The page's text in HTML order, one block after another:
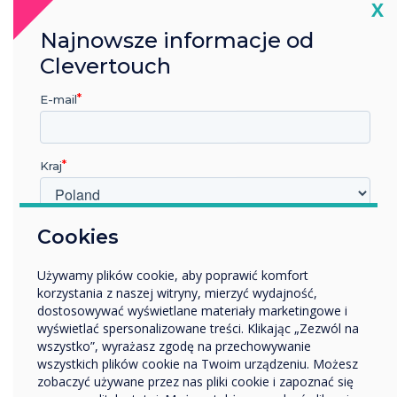
Nauczyciele to uwielbiają.
Uczniowie na tym korzystają.
Uczyńmy edukację sprawiedliwą –
jedna klasa na raz.
Cookies
Używamy plików cookie, aby poprawić komfort
korzystania z naszej witryny, mierzyć wydajność,
dostosowywać wyświetlane materiały marketingowe i
wyświetlać spersonalizowane treści. Klikając „Zezwól na
wszystko”, wyrażasz zgodę na przechowywanie
wszystkich plików cookie na Twoim urządzeniu. Możesz
zobaczyć używane przez nas pliki cookie i zapoznać się
X
Najnowsze informacje od
Clevertouch
E-mail
Kraj
W jakiej branży pracujesz?
Przedsiębiorstwo
Inne
Nazwa firmy
Chcielibyśmy się z Tobą skontaktować w sprawie